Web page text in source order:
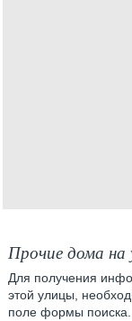
Прочие дома на
Для получения
этой улицы,
поле формы поиска.